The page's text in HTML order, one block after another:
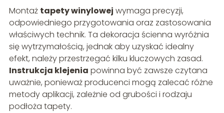
Montaż tapety winylowej wymaga precyzji,
odpowiedniego przygotowania oraz zastosowania
właściwych technik. Ta dekoracja ścienna wyróżnia
się wytrzymałością, jednak aby uzyskać idealny
efekt, należy przestrzegać kilku kluczowych zasad.
Instrukcja klejenia powinna być zawsze czytana
uważnie, ponieważ producenci mogą zalecać różne
metody aplikacji, zależnie od grubości i rodzaju
podłoża tapety.